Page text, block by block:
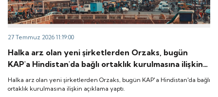
27 Temmuz 2026 11:19:00
Halka arz olan yeni şirketlerden Orzaks, bugün
KAP'a Hindistan'da bağlı ortaklık kurulmasına ilişkin
açıklama yaptı.
Halka arz olan yeni şirketlerden Orzaks, bugün KAP'a Hindistan'da bağlı
ortaklık kurulmasına ilişkin açıklama yaptı.